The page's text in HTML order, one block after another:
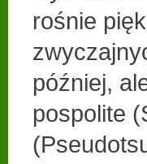
rośnie
później,
pospolite